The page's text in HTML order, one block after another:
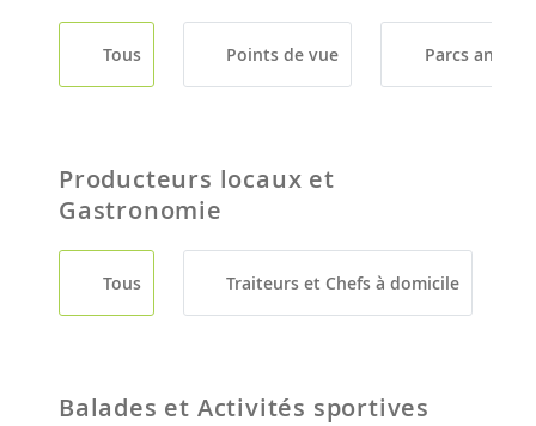
Tous Points de vue Parcs
Producteurs locaux et
Gastronomie
Tous Traiteurs et Chefs à domicile
Balades et Activités sportives